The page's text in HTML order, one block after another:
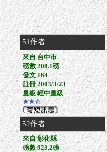
51作者
來自 台中市
磅數 208.1磅
發文 164
註冊 2003/3/23
量級 輕中量級
★★☆
52作者
來自 彰化縣
磅數 923.2磅